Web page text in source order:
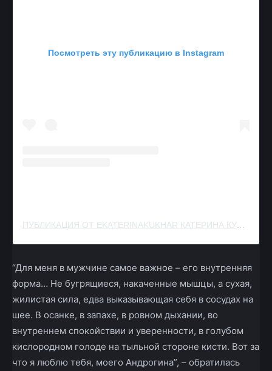
Посмотреть эту публикацию в Instagram
ПУБЛИКАЦИЯ ОТ EKATERINAKUKHAR КАТЕРИНА КУХАР (@EKATERINAKUKHAR_OFFICIAL)
“Для меня в мужчине самое важное – его внутренняя
форма… Не бугрящиеся, накаченные мышцы, а сухая,
жилистая сила, едва выказывающая себя в сосудах на
шее. В осанке, в запахе, в ровном дыхании, во
внутреннем спокойствии и уверенности, в голубом
кислородном голоде на тыльной стороне кисти. Вот за
что я люблю тебя, моего Андрогина”, – обратилась